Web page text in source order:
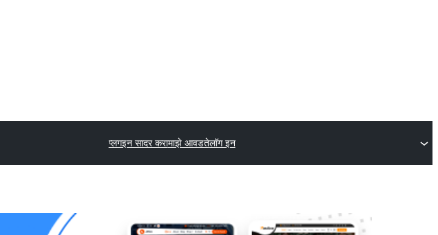
प्लगइन सादर करामाझे आवडतेलॉग इन